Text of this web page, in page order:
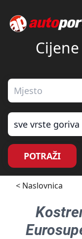
sve vrste goriva
POTRAŽI
< Naslovnica